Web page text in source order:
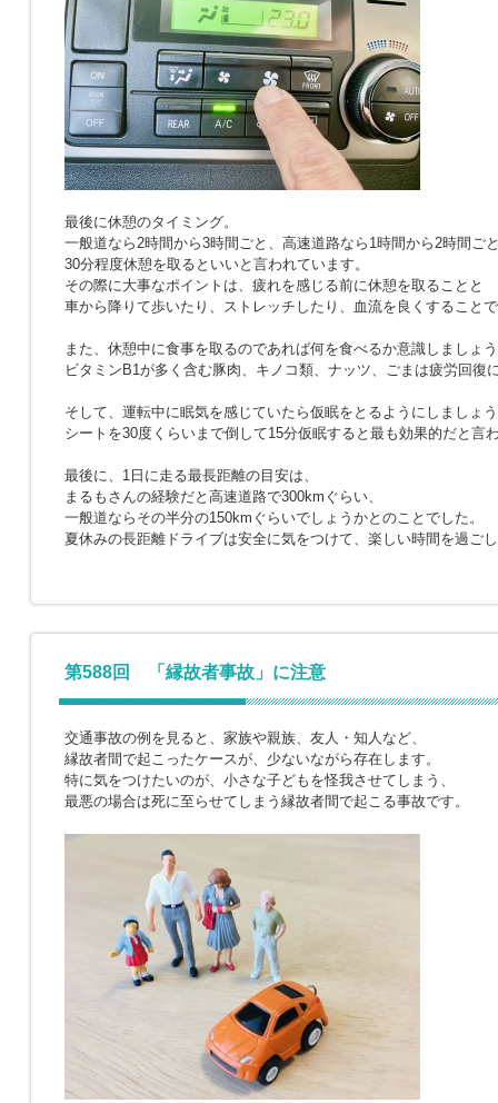
最後に休憩のタイミング。
一般道なら2時間から3時間ごと、高速道路なら1時間から2時間ご
30分程度休憩を取るといいと言われています。
その際に大事なポイントは、疲れを感じる前に休憩を取ることと
車から降りて歩いたり、ストレッチしたり、血流を良くすること
また、休憩中に食事を取るのであれば何を食べるか意識しましょ
ビタミンB1が多く含む豚肉、キノコ類、ナッツ、ごまは疲労回復
そして、運転中に眠気を感じていたら仮眠をとるようにしましょ
シートを30度くらいまで倒して15分仮眠すると最も効果的だと言
最後に、1日に走る最長距離の目安は、
まるもさんの経験だと高速道路で300kmぐらい、
一般道ならその半分の150kmぐらいでしょうかとのことでした。
夏休みの長距離ドライブは安全に気をつけて、楽しい時間を過ご
第588回 「縁故者事故」に注意
交通事故の例を見ると、家族や親族、友人・知人など、
縁故者間で起こったケースが、少ないながら存在します。
特に気をつけたいのが、小さな子どもを怪我させてしまう、
最悪の場合は死に至らせてしまう縁故者間で起こる事故です。